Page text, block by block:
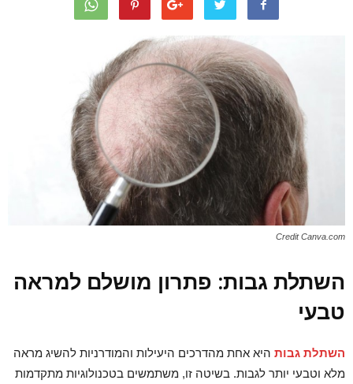
Credit Canva.com
השתלת גבות: פתרון מושלם למראה
טבעי
השתלת גבות היא אחת מהדרכים היעילות והמודרניות להשיג מראה
מלא וטבעי יותר לגבות. בשיטה זו, משתמשים בטכנולוגיות מתקדמות